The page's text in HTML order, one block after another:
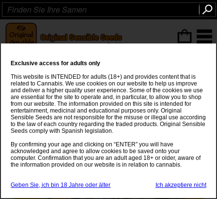
Skunk
AfghanxAcapulco Gold x Colombian Gold
Exclusive access for adults only
This website is INTENDED for adults (18+) and provides content that is
related to Cannabis. We use cookies on our website to help us improve
and deliver a higher quality user experience. Some of the cookies we use
are essential for the site to operate and, in particular, to allow you to shop
from our website. The information provided on this site is intended for
entertainment, medicinal and educational purposes only. Original
Sensible Seeds are not responsible for the misuse or illegal use according
to the law of each country regarding the traded products. Original Sensible
Seeds comply with Spanish legislation.
By confirming your age and clicking on “ENTER” you will have
acknowledged and agree to allow cookies to be saved onto your
computer. Confirmation that you are an adult aged 18+ or older, aware of
the information provided on our website is in relation to cannabis.
Geben Sie, ich bin 18 Jahre oder älter Ich akzeptiere nicht